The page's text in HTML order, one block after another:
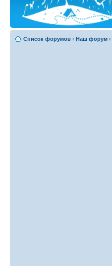
Список форумов ‹ Наш форум ‹